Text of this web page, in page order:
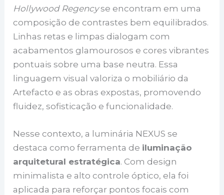
Hollywood Regencyse encontram em uma
composição de contrastes bem equilibrados.
Linhas retas e limpas dialogam com
acabamentos glamourosos e cores vibrantes
pontuais sobre uma base neutra. Essa
linguagem visual valoriza o mobiliário da
Artefacto e as obras expostas, promovendo
fluidez, sofisticação e funcionalidade.
Nesse contexto, a luminária NEXUS se
destaca como ferramenta de iluminação
arquitetural estratégica. Com design
minimalista e alto controle óptico, ela foi
aplicada para reforçar pontos focais com